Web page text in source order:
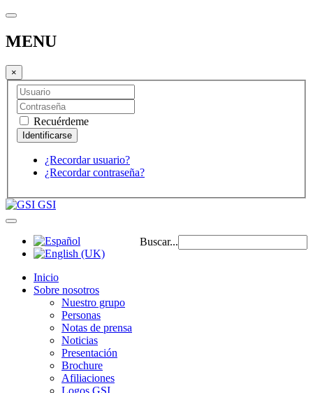
MENU
×
Recuérdeme
¿Recordar usuario?
¿Recordar contraseña?
GSI
Buscar...
Inicio
Sobre nosotros
Nuestro grupo
Personas
Notas de prensa
Noticias
Presentación
Brochure
Afiliaciones